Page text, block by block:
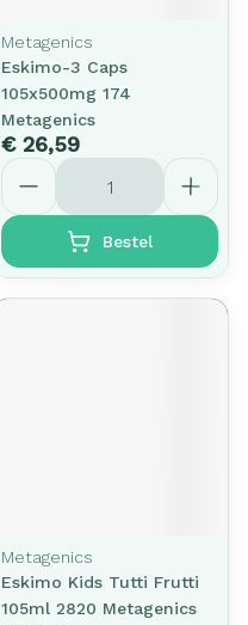
Metagenics
Eskimo-3 Caps
105x500mg 174
Metagenics
€ 26,59
Aantal
Bestel
Metagenics
Eskimo Kids Tutti Frutti
105ml 2820 Metagenics